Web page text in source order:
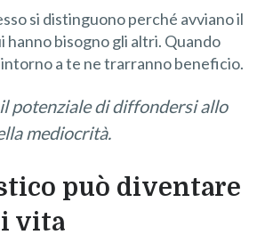
si distinguono perché avviano il
hanno bisogno gli altri. Quando
a te ne trarranno beneficio.
il potenziale di diffondersi allo
mediocrità.
può diventare
vita